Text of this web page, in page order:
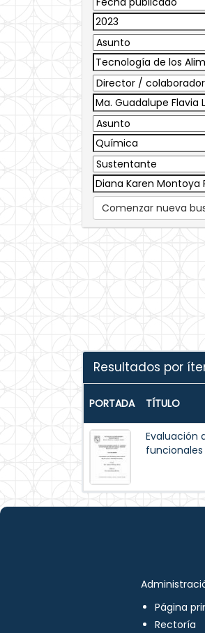
Comenzar nueva
Resultados por
PORTADA TÍTULO
Evaluación
Página
Rectoría